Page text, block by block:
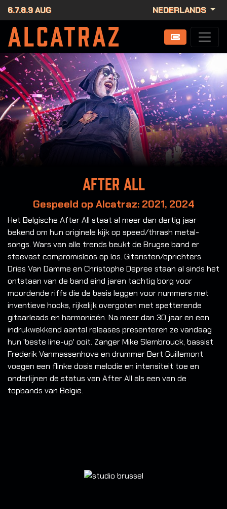
6.7.8.9 AUG NEDERLANDS
After All
Gespeeld op Alcatraz: 2021, 2024
Het Belgische After All staat al meer dan dertig jaar
bekend om hun originele kijk op speed/thrash metal-
songs. Wars van alle trends beukt de Brugse band er
steevast compromisloos op los. Gitaristen/oprichters
Dries Van Damme en Christophe Depree staan al sinds het
ontstaan van de band eind jaren tachtig borg voor
moordende riffs die de basis leggen voor nummers met
inventieve hooks, rijkelijk overgoten met spetterende
gitaarleads en harmonieën. Na meer dan 30 jaar en een
indrukwekkend aantal releases presenteren ze vandaag
hun 'beste line-up' ooit. Zanger Mike Slembrouck, bassist
Frederik Vanmassenhove en drummer Bert Guillemont
voegen een flinke dosis melodie en intensiteit toe en
onderlijnen de status van After All als een van de
topbands van België.